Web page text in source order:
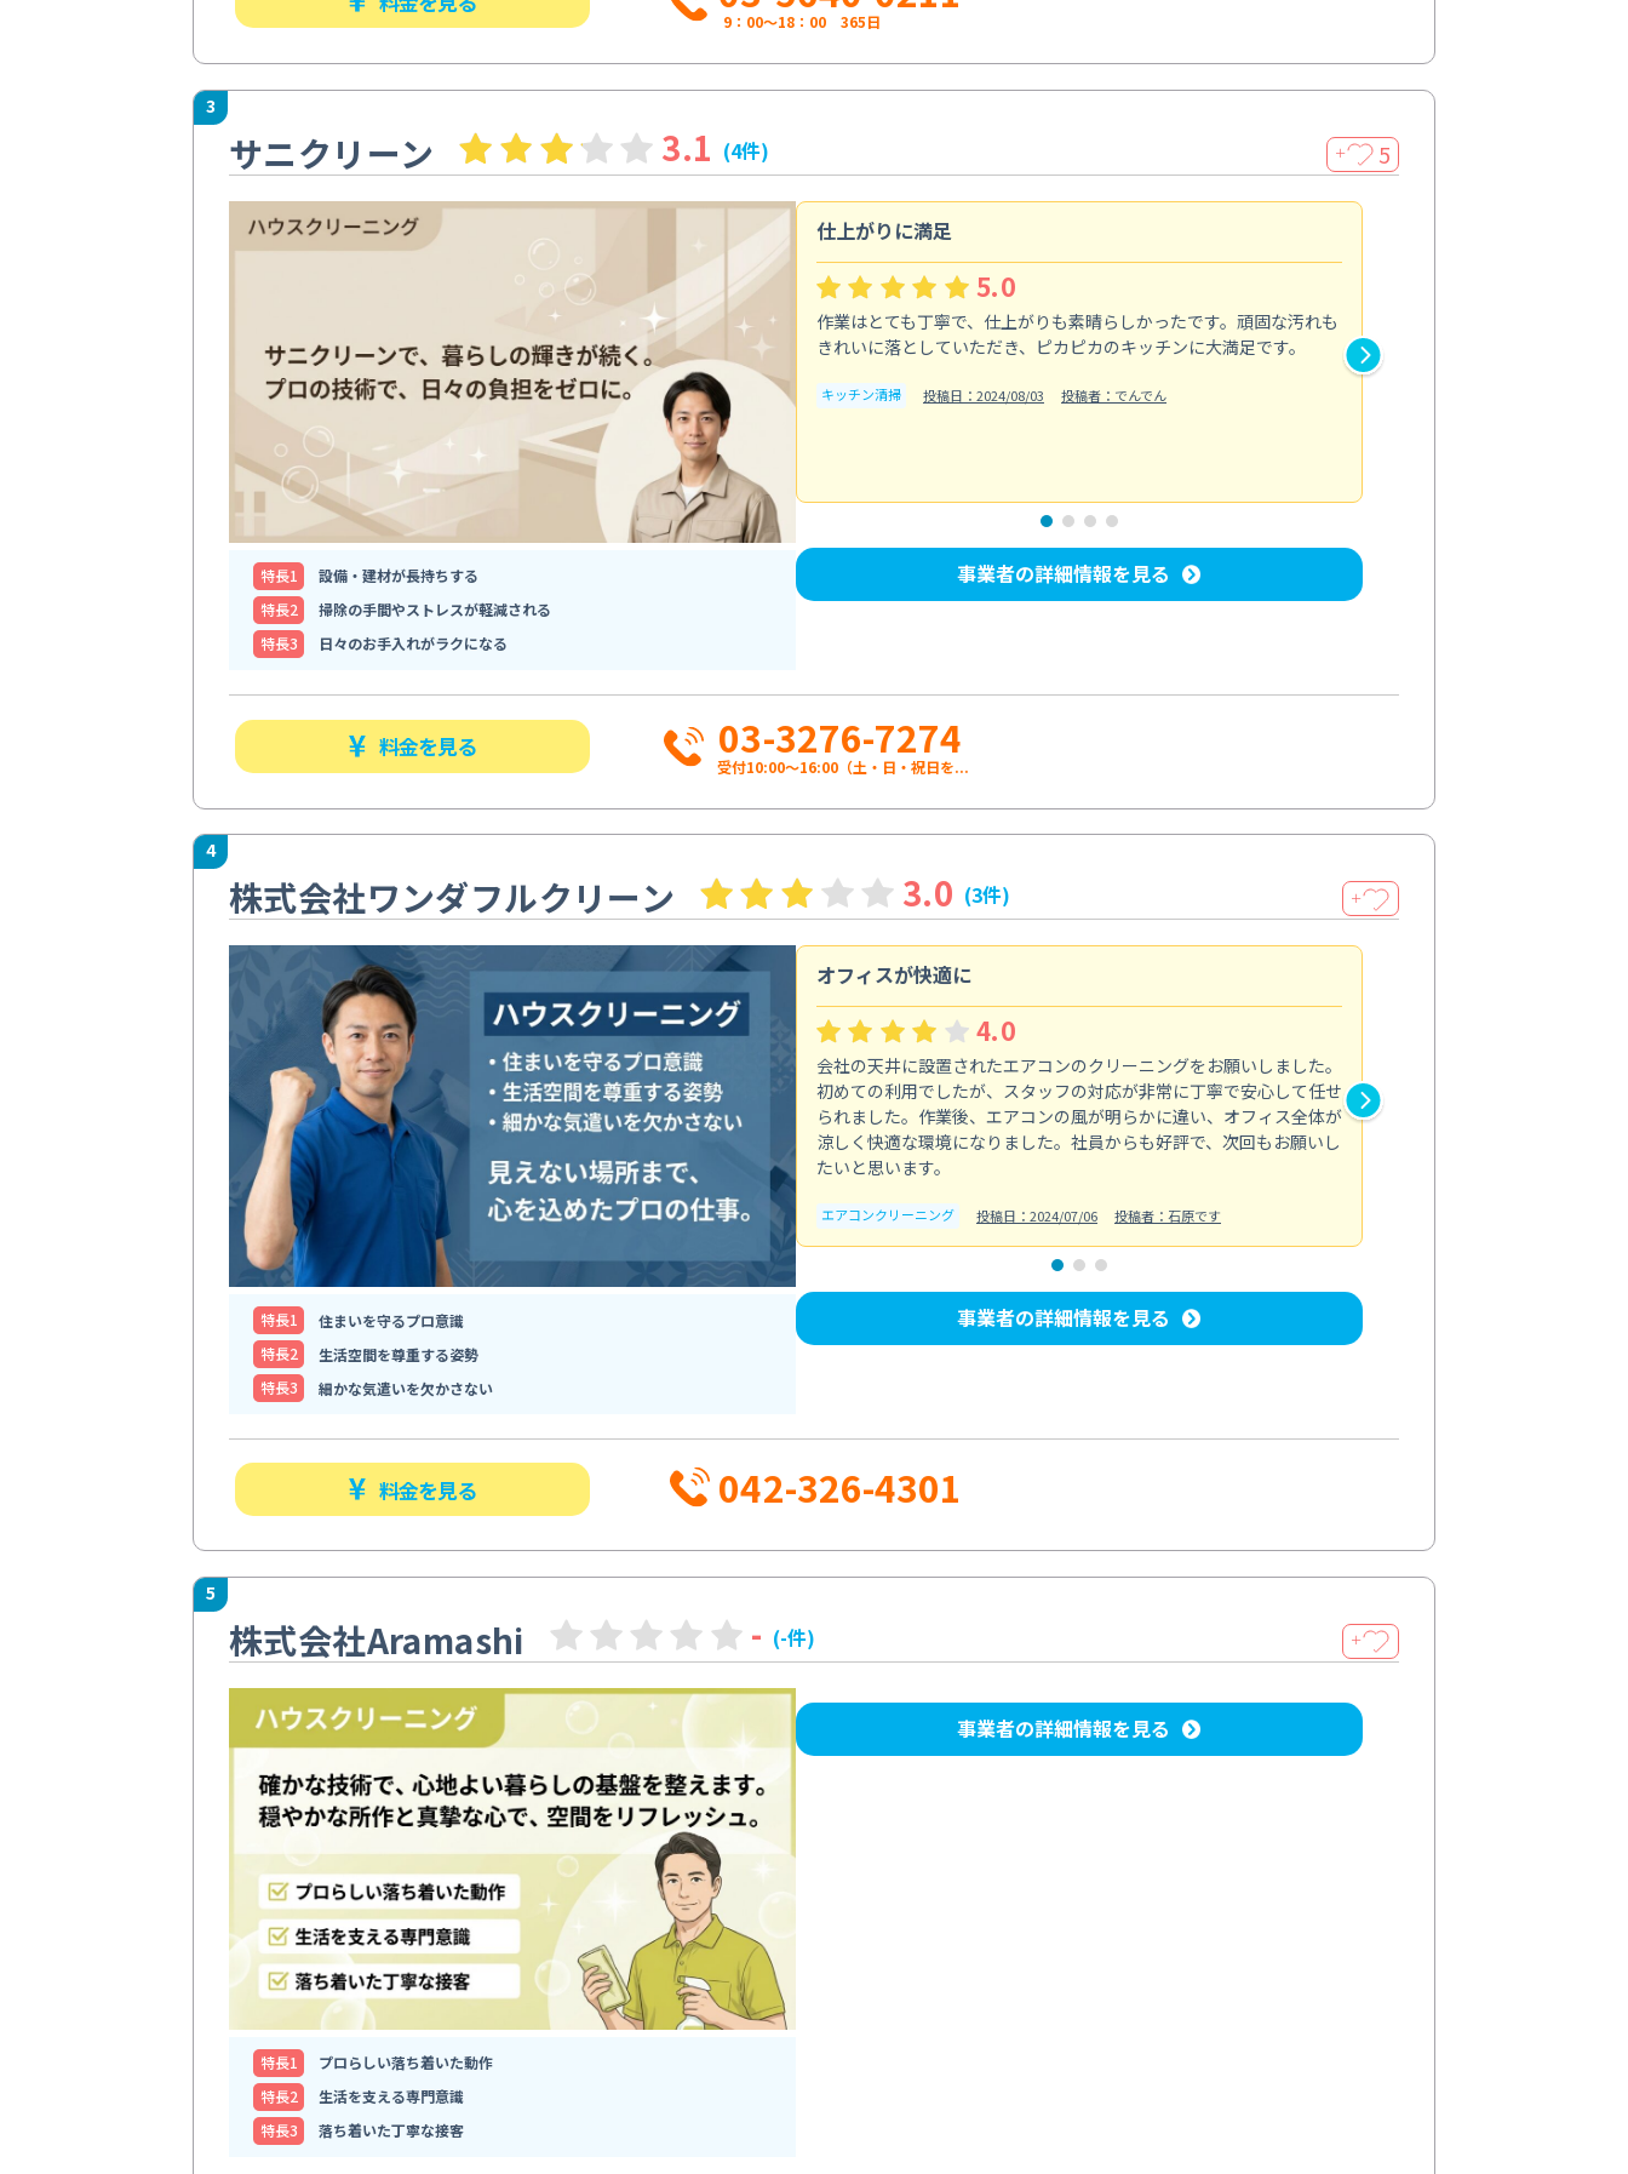
9：00～18：00 365日
3
サニクリーン 3.1 (4件) ＋ 5
特⻑1
設備・建材が長持ちする
特⻑2
掃除の手間やストレスが軽減される
特⻑3
日々のお手入れがラクになる
仕上がりに満足
5.0
作業はとても丁寧で、仕上がりも素晴らしかったです。頑固な汚れも
きれいに落としていただき、ピカピカのキッチンに大満足です。
キッチン清掃 投稿日：2024/08/03 投稿者：でんでん
事業者の詳細情報を見る
料金を見る 03-3276-7274
受付10:00〜16:00（土・日・祝日を...
4
株式会社ワンダフルクリーン 3.0 (3件) ＋
特⻑1
住まいを守るプロ意識
特⻑2
生活空間を尊重する姿勢
特⻑3
細かな気遣いを欠かさない
オフィスが快適に
4.0
会社の天井に設置されたエアコンのクリーニングをお願いしました。
初めての利用でしたが、スタッフの対応が非常に丁寧で安心して任せ
られました。作業後、エアコンの風が明らかに違い、オフィス全体が
涼しく快適な環境になりました。社員からも好評で、次回もお願いし
たいと思います。
エアコンクリーニング 投稿日：2024/07/06 投稿者：石原です
事業者の詳細情報を見る
料金を見る 042-326-4301
5
株式会社Aramashi - (-件) ＋
特⻑1
プロらしい落ち着いた動作
特⻑2
生活を支える専門意識
特⻑3
落ち着いた丁寧な接客
事業者の詳細情報を見る